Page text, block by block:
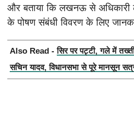
और बताया कि लखनऊ से अधिकारी
के पोषण संबंधी विवरण के लिए
Also Read -सिर पर पट्टी, गले में
सचिन यादव, विधानसभा से पूरे मानसून